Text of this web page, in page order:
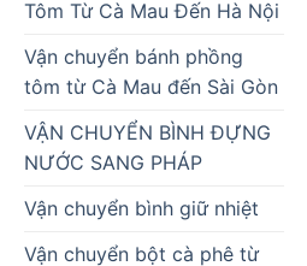
Tôm Từ Cà Mau Đến Hà Nội
Vận chuyển bánh phồng
tôm từ Cà Mau đến Sài Gòn
VẬN CHUYỂN BÌNH ĐỰNG
NƯỚC SANG PHÁP
Vận chuyển bình giữ nhiệt
Vận chuyển bột cà phê từ